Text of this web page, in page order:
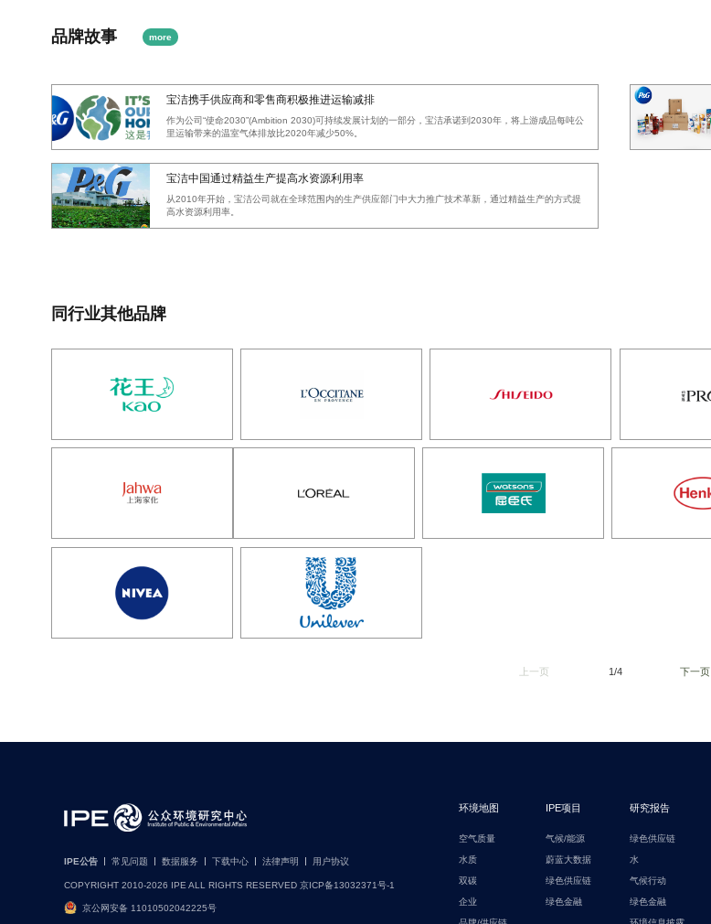
品牌故事 more
宝洁携手供应商和零售商积极推进运输减排
作为公司“使命2030”(Ambition 2030)可持续发展计划的一部分，宝洁承诺到2030年，将上游成品每吨公
里运输带来的温室气体排放比2020年减少50%。
宝洁中国通过精益生产提高水资源利用率
从2010年开始，宝洁公司就在全球范围内的生产供应部门中大力推广技术革新，通过精益生产的方式提
高水资源利用率。
同行业其他品牌
上一页 1/4 下一页
IPE公告 常见问题 数据服务 下载中心 法律声明 用户协议
COPYRIGHT 2010-2026 IPE ALL RIGHTS RESERVED 京ICP备13032371号-1
京公网安备 11010502042225号
环境地图
空气质量
水质
双碳
企业
IPE项目
气候/能源
蔚蓝大数据
绿色供应链
绿色金融
研究报告
绿色供应链
水
气候行动
绿色金融